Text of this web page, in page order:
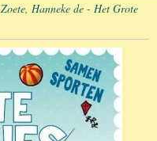
Zoete, Hanneke de - Het Grote